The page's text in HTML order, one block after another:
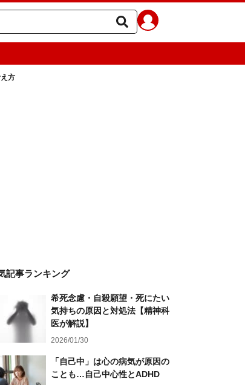
方
記事ランキング
希死念慮・自殺願望・死にたい
気持ちの原因と対処法【精神科
医が解説】
2026/01/30
「自己中」は心の病気が原因の
ことも…自己中心性とADHD